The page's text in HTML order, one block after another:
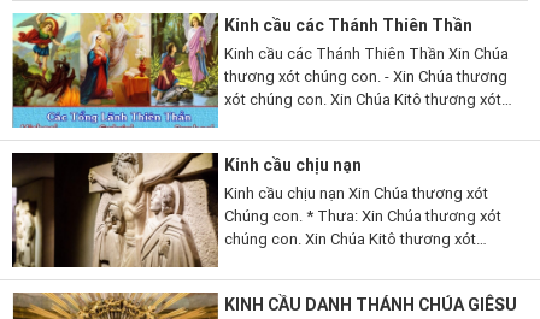
Kinh cầu các Thánh Thiên Thần
Kinh cầu các Thánh Thiên Thần Xin Chúa
thương xót chúng con. - Xin Chúa thương
xót chúng con. Xin Chúa Kitô thương xót
chúng con. Xin Chúa thương xót chúng
con....
Kinh cầu chịu nạn
Kinh cầu chịu nạn Xin Chúa thương xót
Chúng con. * Thưa: Xin Chúa thương xót
chúng con. Xin Chúa Kitô thương xót
con. Xin Chúa thương xót chúng con. *Xin
Chúa thương xót chúng...
KINH CẦU DANH THÁNH CHÚA GIÊSU